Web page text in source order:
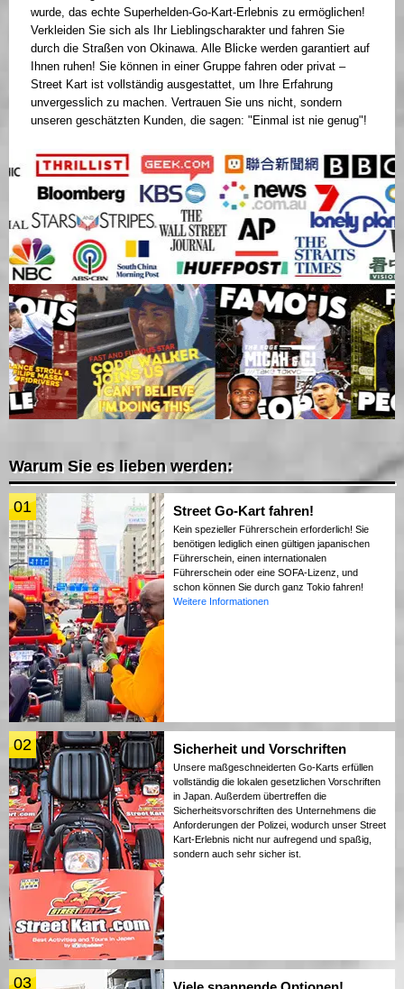
wurde, das echte Superhelden-Go-Kart-Erlebnis zu ermöglichen!
Verkleiden Sie sich als Ihr Lieblingscharakter und fahren Sie
durch die Straßen von Okinawa. Alle Blicke werden garantiert auf
Ihnen ruhen! Sie können in einer Gruppe fahren oder privat –
Street Kart ist vollständig ausgestattet, um Ihre Erfahrung
unvergesslich zu machen. Vertrauen Sie uns nicht, sondern
unseren geschätzten Kunden, die sagen: "Einmal ist nie genug"!
Warum Sie es lieben werden:
01 Street Go-Kart fahren!
Kein spezieller Führerschein erforderlich! Sie
benötigen lediglich einen gültigen japanischen
Führerschein, einen internationalen
Führerschein oder eine SOFA-Lizenz, und
schon können Sie durch ganz Tokio fahren!
Weitere Informationen
02 Sicherheit und Vorschriften
Unsere maßgeschneiderten Go-Karts erfüllen
vollständig die lokalen gesetzlichen Vorschriften
in Japan. Außerdem übertreffen die
Sicherheitsvorschriften des Unternehmens die
Anforderungen der Polizei, wodurch unser Street
Kart-Erlebnis nicht nur aufregend und spaßig,
sondern auch sehr sicher ist.
03